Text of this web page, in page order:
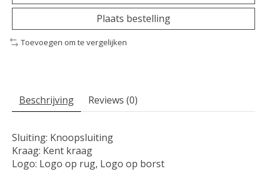
Plaats bestelling
Toevoegen om te vergelijken
Beschrijving Reviews (0)
Sluiting: Knoopsluiting
Kraag: Kent kraag
Logo: Logo op rug, Logo op borst